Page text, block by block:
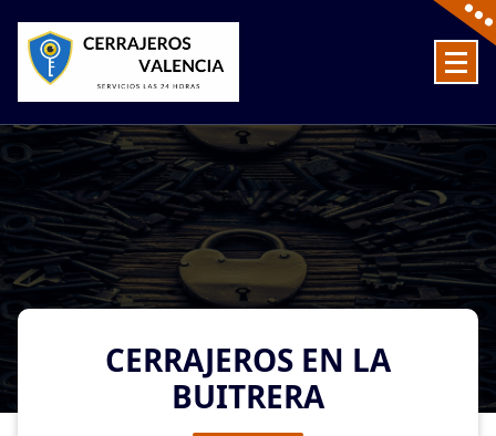
content
CERRAJEROS EN LA
BUITRERA